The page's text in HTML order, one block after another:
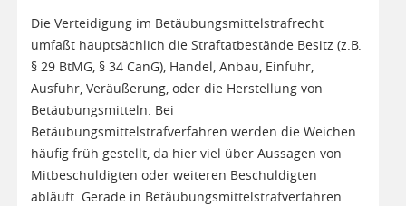
Die Verteidigung im Betäubungsmittelstrafrecht
umfaßt hauptsächlich die Straftatbestände Besitz (z.B.
§ 29 BtMG, § 34 CanG), Handel, Anbau, Einfuhr,
Ausfuhr, Veräußerung, oder die Herstellung von
Betäubungsmitteln. Bei
Betäubungsmittelstrafverfahren werden die Weichen
häufig früh gestellt, da hier viel über Aussagen von
Mitbeschuldigten oder weiteren Beschuldigten
abläuft. Gerade in Betäubungsmittelstrafverfahren